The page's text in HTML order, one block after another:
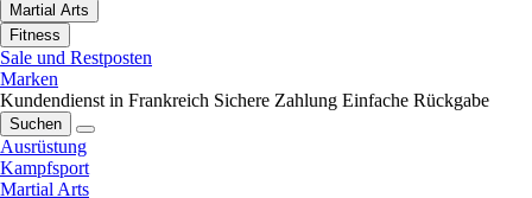
Martial Arts
Fitness
Sale und Restposten
Marken
Kundendienst in Frankreich Sichere Zahlung Einfache Rückgabe
Suchen
Ausrüstung
Kampfsport
Martial Arts